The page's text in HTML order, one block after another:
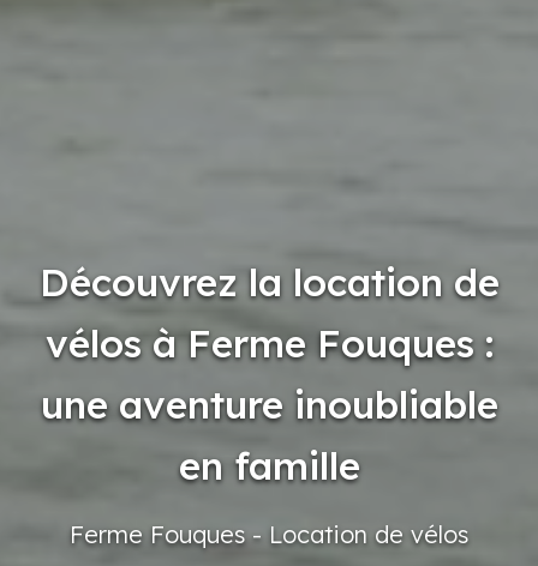
Découvrez la location de
vélos à Ferme Fouques :
une aventure inoubliable
en famille
Ferme Fouques - Location de vélos